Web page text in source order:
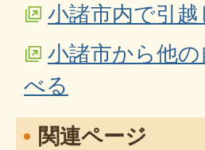
小諸市内で引
小諸市から他
べる
関連ページ